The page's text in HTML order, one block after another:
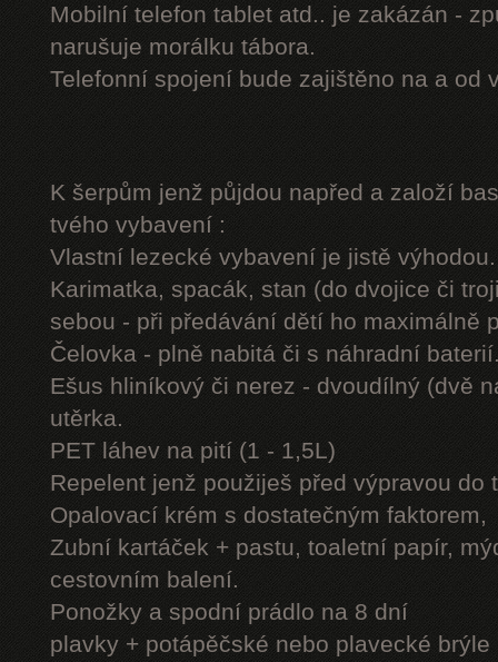
Mobilní telefon tablet atd.. je zakázán -
narušuje morálku tábora.
Telefonní spojení bude zajištěno na a od
K šerpům jenž půjdou napřed a založí
tvého vybavení :
Vlastní lezecké vybavení je jistě výhodou.
Karimatka, spacák, stan (do dvojice či
sebou - při předávání dětí ho maximálně
Čelovka - plně nabitá či s náhradní
Ešus hliníkový či nerez - dvoudílný (dvě
utěrka.
PET láhev na pití (1 - 1,5L)
Repelent jenž použiješ před výpravou do
Opalovací krém s dostatečným faktorem,
Zubní kartáček + pastu, toaletní papír,
cestovním balení.
Ponožky a spodní prádlo na 8 dní
plavky + potápěčské nebo plavecké brýle